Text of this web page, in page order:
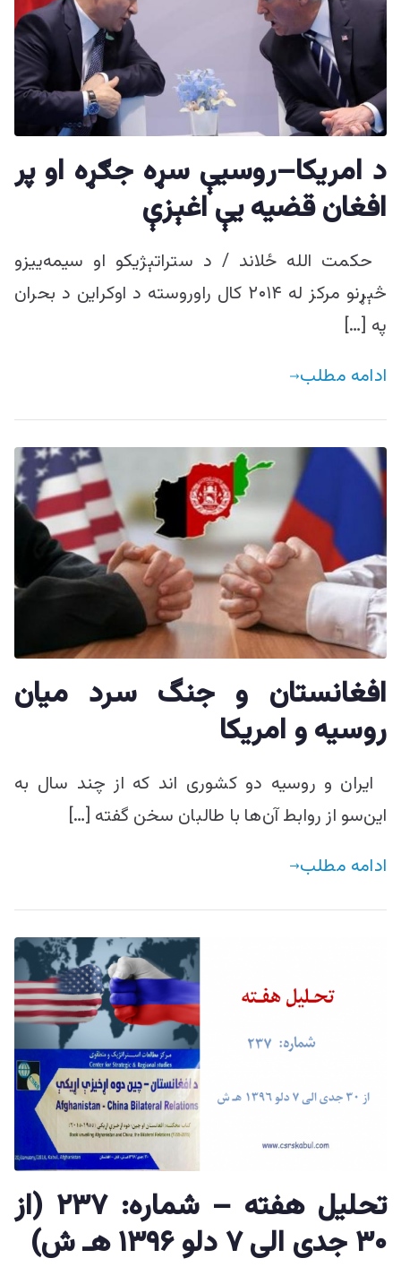
د امريکا–روسيې سړه جګړه او پر
افغان قضيه يې اغېزې
حکمت الله ځلاند / د ستراتېژیکو او سیمه‌ییزو
څېړنو مرکز له ۲۰۱۴ کال راوروسته د اوکراين د بحران
په […]
ادامه مطلب
افغانستان و جنگ سرد میان
روسیه و امریکا
ایران و روسیه دو کشوری اند که از چند سال به
این‌سو از روابط آن‌ها با طالبان سخن گفته […]
ادامه مطلب
تحليل هفته – شماره: ۲۳۷ (از
۳۰ جدی الی ۷ دلو ۱۳۹۶ هـ ش)